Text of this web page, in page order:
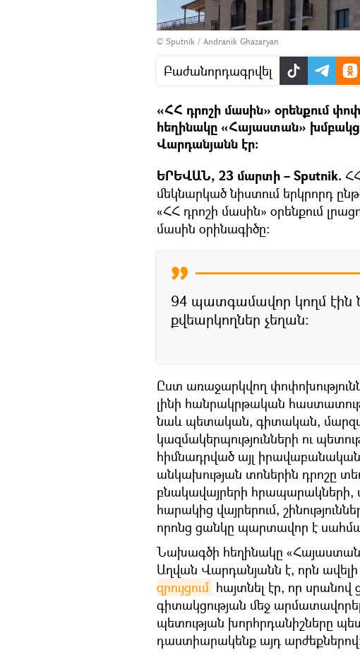
© Sputnik / Andranik Ghazaryan
Բաժանորդագրվել
«ՀՀ դրոշի մասին» օրենքում
հեղինակը «Հայաստան»
Վարդանյանն էր։
ԵՐԵՎԱՆ, 23 մարտի – Sputnik.
մեկնարկած նիստում երկրորդ
«ՀՀ դրոշի մասին» օրենքում
մասին օրինագիծը։
94 պատգամավոր կողմ
քվեարկողներ չեղան։
Ըստ առաջարկվող
լինի հանրակրթական
նաև պետական, գիտական,
կազմակերպությունների ու
հիմնադրված այլ
անկախության տոներին դրոշը
բնակավայրերի հրապարակների,
հարակից վայրերում,
որոնց ցանկը պարտավոր է
Նախագծի հեղինակը
Աղվան Վարդանյանն է, որն
զրույցում հայտնել էր, որ
գիտակցության մեջ
պետության խորհրդանիշները
դաստիարակենք այդ